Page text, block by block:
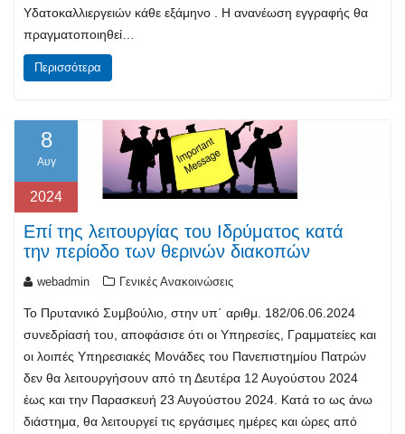
Υδατοκαλλιεργειών κάθε εξάμηνο . Η ανανέωση εγγραφής θα
πραγματοποιηθεί…
Περισσότερα
8
Αυγ
2024
Επί της λειτουργίας του Ιδρύματος κατά
την περίοδο των θερινών διακοπών
webadmin Γενικές Ανακοινώσεις
Το Πρυτανικό Συμβούλιο, στην υπ΄ αριθμ. 182/06.06.2024
συνεδρίασή του, αποφάσισε ότι οι Υπηρεσίες, Γραμματείες και
οι λοιπές Υπηρεσιακές Μονάδες του Πανεπιστημίου Πατρών
δεν θα λειτουργήσουν από τη Δευτέρα 12 Αυγούστου 2024
έως και την Παρασκευή 23 Αυγούστου 2024. Κατά το ως άνω
διάστημα, θα λειτουργεί τις εργάσιμες ημέρες και ώρες από